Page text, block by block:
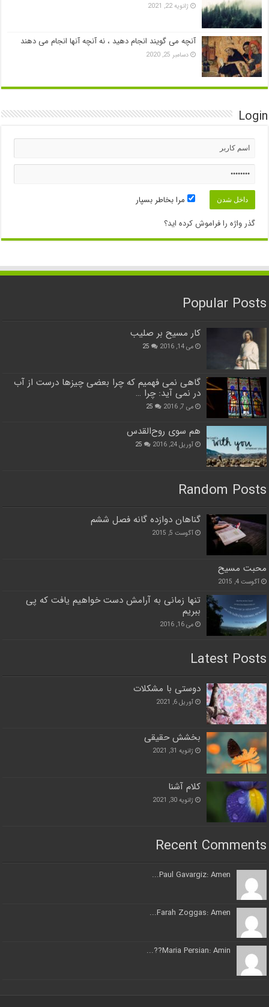
ژانویه 22, 2021
آنچه می گویند انجام دهید ، نه آنچه آنها انجام می دهند
دسامبر 25, 2020
Login
مرا بخاطر بسپار
گذر واژه را فراموش کرده اید؟
Popular Posts
کار مسیح بر صلیب
می 14, 2016 25
گاهی نمی فهمیم که چرا بعضی چیزها درست از آب
در نمی آید: چرا …
می 7, 2016 25
هم سوی روح‌القدس
آوریل 24, 2016 25
Random Posts
گناهان دوازده گانه فصل ششم
آگوست 5, 2015
محبت مسیح
آگوست 4, 2015
تنها زمانی به آرامش دست خواهیم یافت که پی
ببریم
می 16, 2016
Latest Posts
دوستی با مشکلات
آوریل 6, 2021
بخشش حقیقی
ژانویه 31, 2021
کلام آشنا
ژانویه 30, 2021
Recent Comments
Paul Gavargiz: Amen...
Farah Zoggas: Amen...
Maria Persian: Amin??...